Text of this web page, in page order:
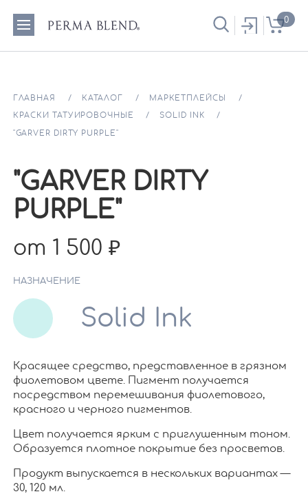
0
ГЛАВНАЯ КАТАЛОГ МАРКЕТПЛЕЙСЫ
КРАСКИ ТАТУИРОВОЧНЫЕ SOLID INK
"GARVER DIRTY PURPLE"
"GARVER DIRTY
PURPLE"
от 1 500
НАЗНАЧЕНИЕ
Solid Ink
Красящее средство, представленное в грязном
фиолетовом цвете. Пигмент получается
посредством перемешивания фиолетового,
красного и черного пигментов.
Цвет получается ярким с приглушенным тоном.
Образуется плотное покрытие без просветов.
Продукт выпускается в нескольких вариантах —
30, 120 мл.